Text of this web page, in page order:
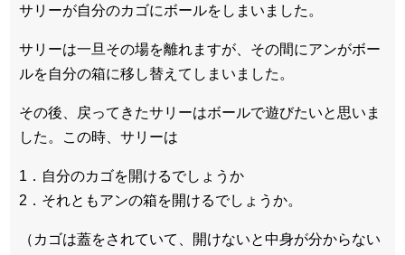
サリーが自分のカゴにボールをしまいました。
サリーは一旦その場を離れますが、その間にアンがボー
ルを自分の箱に移し替えてしまいました。
その後、戻ってきたサリーはボールで遊びたいと思いま
した。この時、サリーは
1．自分のカゴを開けるでしょうか
2．それともアンの箱を開けるでしょうか。
（カゴは蓋をされていて、開けないと中身が分からない